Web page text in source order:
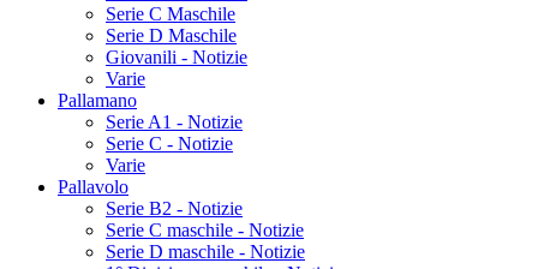
Serie C Maschile
Serie D Maschile
Giovanili - Notizie
Varie
Pallamano
Serie A1 - Notizie
Serie C - Notizie
Varie
Pallavolo
Serie B2 - Notizie
Serie C maschile - Notizie
Serie D maschile - Notizie